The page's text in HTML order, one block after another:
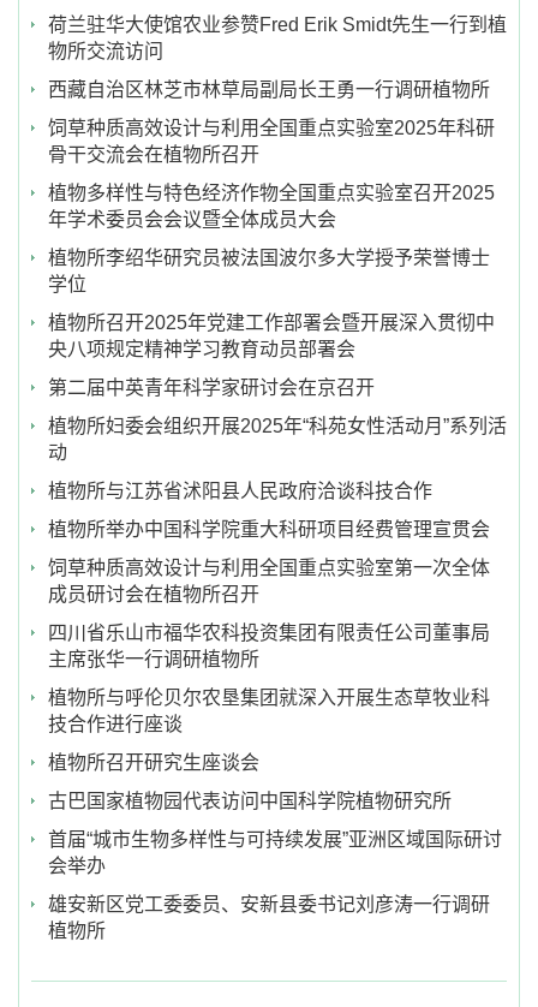
荷兰驻华大使馆农业参赞Fred Erik Smidt先生一行到植
物所交流访问
西藏自治区林芝市林草局副局长王勇一行调研植物所
饲草种质高效设计与利用全国重点实验室2025年科研
骨干交流会在植物所召开
植物多样性与特色经济作物全国重点实验室召开2025
年学术委员会会议暨全体成员大会
植物所李绍华研究员被法国波尔多大学授予荣誉博士
学位
植物所召开2025年党建工作部署会暨开展深入贯彻中
央八项规定精神学习教育动员部署会
第二届中英青年科学家研讨会在京召开
植物所妇委会组织开展2025年“科苑女性活动月”系列活
动
植物所与江苏省沭阳县人民政府洽谈科技合作
植物所举办中国科学院重大科研项目经费管理宣贯会
饲草种质高效设计与利用全国重点实验室第一次全体
成员研讨会在植物所召开
四川省乐山市福华农科投资集团有限责任公司董事局
主席张华一行调研植物所
植物所与呼伦贝尔农垦集团就深入开展生态草牧业科
技合作进行座谈
植物所召开研究生座谈会
古巴国家植物园代表访问中国科学院植物研究所
首届“城市生物多样性与可持续发展”亚洲区域国际研讨
会举办
雄安新区党工委委员、安新县委书记刘彦涛一行调研
植物所